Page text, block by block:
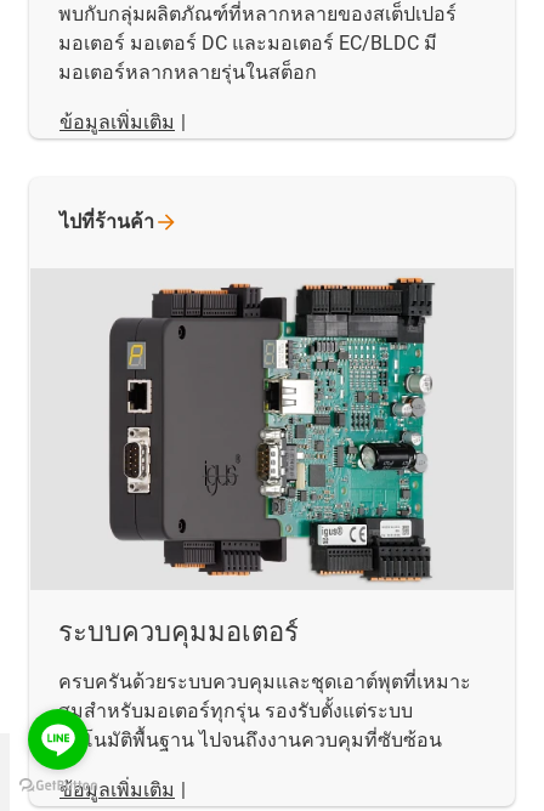
พบกับกลุ่มผลิตภัณฑ์ที่หลากหลายของสเต็ปเปอร์
มอเตอร์ มอเตอร์ DC และมอเตอร์ EC/BLDC มี
มอเตอร์หลากหลายรุ่นในสต็อก
ข้อมูลเพิ่มเติม |
ระบบควบคุมมอเตอร์
ครบครันด้วยระบบควบคุมและชุดเอาต์พุตที่เหมาะ
สมสำหรับมอเตอร์ทุกรุ่น รองรับตั้งแต่ระบบ
อัตโนมัติพื้นฐาน ไปจนถึงงานควบคุมที่ซับซ้อน
ข้อมูลเพิ่มเติม |
ไปที่ร้านค้า